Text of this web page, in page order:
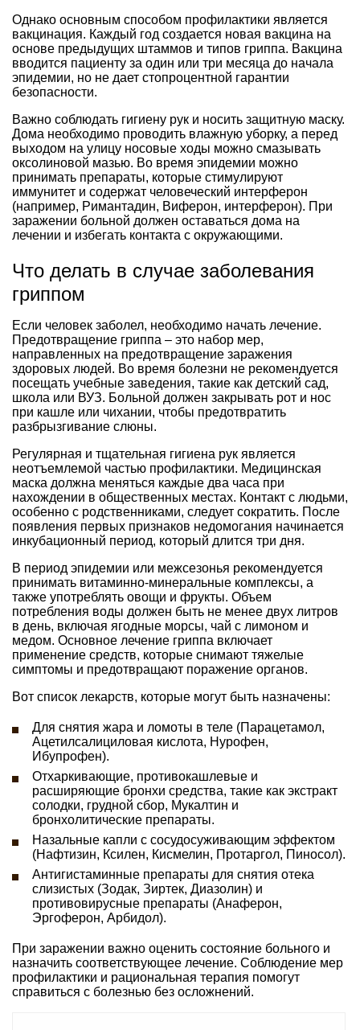
Однако основным способом профилактики является
вакцинация. Каждый год создается новая вакцина на
основе предыдущих штаммов и типов гриппа. Вакцина
вводится пациенту за один или три месяца до начала
эпидемии, но не дает стопроцентной гарантии
безопасности.
Важно соблюдать гигиену рук и носить защитную маску.
Дома необходимо проводить влажную уборку, а перед
выходом на улицу носовые ходы можно смазывать
оксолиновой мазью. Во время эпидемии можно
принимать препараты, которые стимулируют
иммунитет и содержат человеческий интерферон
(например, Римантадин, Виферон, интерферон). При
заражении больной должен оставаться дома на
лечении и избегать контакта с окружающими.
Что делать в случае заболевания
гриппом
Если человек заболел, необходимо начать лечение.
Предотвращение гриппа – это набор мер,
направленных на предотвращение заражения
здоровых людей. Во время болезни не рекомендуется
посещать учебные заведения, такие как детский сад,
школа или ВУЗ. Больной должен закрывать рот и нос
при кашле или чихании, чтобы предотвратить
разбрызгивание слюны.
Регулярная и тщательная гигиена рук является
неотъемлемой частью профилактики. Медицинская
маска должна меняться каждые два часа при
нахождении в общественных местах. Контакт с людьми,
особенно с родственниками, следует сократить. После
появления первых признаков недомогания начинается
инкубационный период, который длится три дня.
В период эпидемии или межсезонья рекомендуется
принимать витаминно-минеральные комплексы, а
также употреблять овощи и фрукты. Объем
потребления воды должен быть не менее двух литров
в день, включая ягодные морсы, чай с лимоном и
медом. Основное лечение гриппа включает
применение средств, которые снимают тяжелые
симптомы и предотвращают поражение органов.
Вот список лекарств, которые могут быть назначены:
Для снятия жара и ломоты в теле (Парацетамол,
Ацетилсалициловая кислота, Нурофен,
Ибупрофен).
Отхаркивающие, противокашлевые и
расширяющие бронхи средства, такие как экстракт
солодки, грудной сбор, Мукалтин и
бронхолитические препараты.
Назальные капли с сосудосуживающим эффектом
(Нафтизин, Ксилен, Кисмелин, Протаргол, Пиносол).
Антигистаминные препараты для снятия отека
слизистых (Зодак, Зиртек, Диазолин) и
противовирусные препараты (Анаферон,
Эргоферон, Арбидол).
При заражении важно оценить состояние больного и
назначить соответствующее лечение. Соблюдение мер
профилактики и рациональная терапия помогут
справиться с болезнью без осложнений.